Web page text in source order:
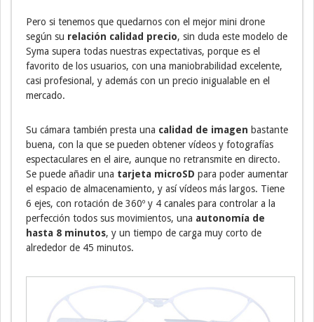
Pero si tenemos que quedarnos con el mejor mini drone
según su relación calidad precio, sin duda este modelo de
Syma supera todas nuestras expectativas, porque es el
favorito de los usuarios, con una maniobrabilidad excelente,
casi profesional, y además con un precio inigualable en el
mercado.
Su cámara también presta una calidad de imagen bastante
buena, con la que se pueden obtener vídeos y fotografías
espectaculares en el aire, aunque no retransmite en directo.
Se puede añadir una tarjeta microSD para poder aumentar
el espacio de almacenamiento, y así vídeos más largos. Tiene
6 ejes, con rotación de 360º y 4 canales para controlar a la
perfección todos sus movimientos, una autonomía de
hasta 8 minutos, y un tiempo de carga muy corto de
alrededor de 45 minutos.